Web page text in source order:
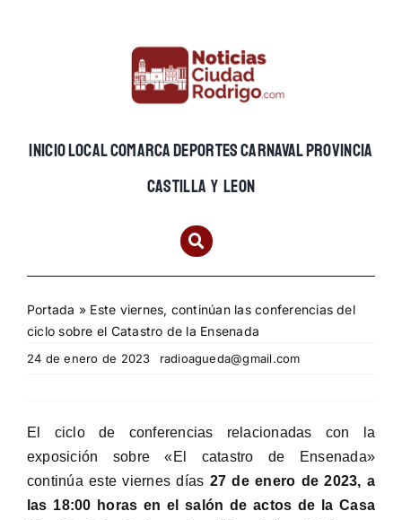
INICIOLOCALCOMARCADEPORTESCARNAVALPROVINCIA
CASTILLA Y LEON
Portada » Este viernes, continúan las conferencias del
ciclo sobre el Catastro de la Ensenada
24 de enero de 2023 radioagueda@gmail.com
El ciclo de conferencias relacionadas con la
exposición sobre «El catastro de Ensenada»
continúa este viernes días 27 de enero de 2023, a
las 18:00 horas en el salón de actos de la Casa